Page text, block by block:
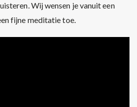
Wij wensen je vanuit een
fijne meditatie toe.